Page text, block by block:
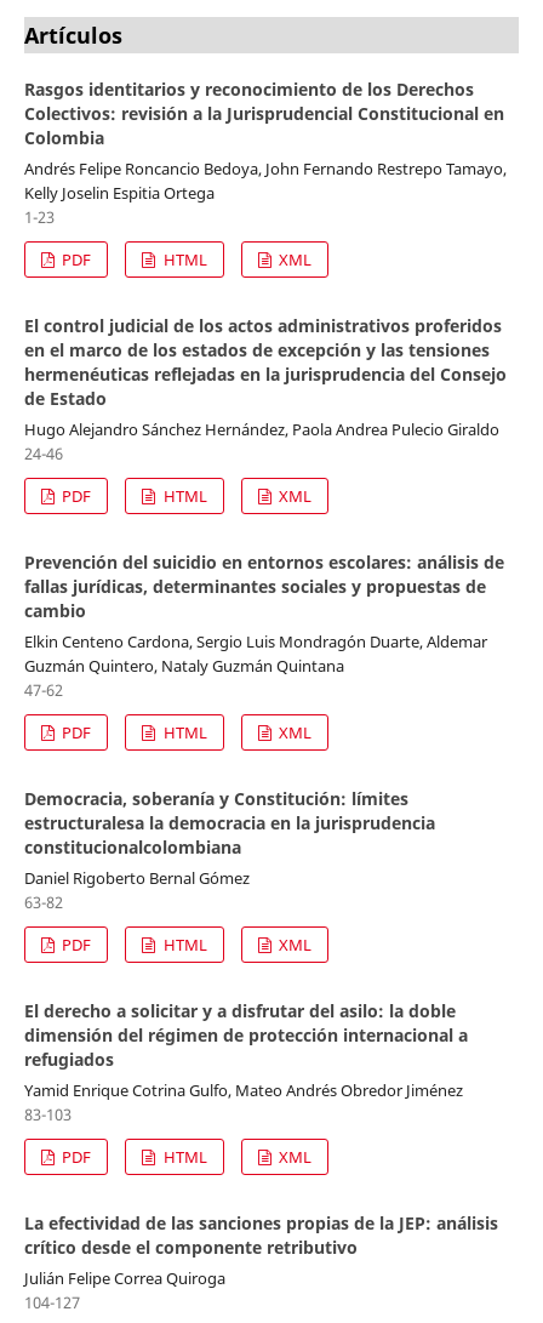
Artículos
Rasgos identitarios y reconocimiento de los Derechos
Colectivos: revisión a la Jurisprudencial Constitucional en
Colombia
Andrés Felipe Roncancio Bedoya, John Fernando Restrepo Tamayo,
Kelly Joselin Espitia Ortega
1-23
PDF
HTML XML
El control judicial de los actos administrativos proferidos
en el marco de los estados de excepción y las tensiones
hermenéuticas reflejadas en la jurisprudencia del Consejo
de Estado
Hugo Alejandro Sánchez Hernández, Paola Andrea Pulecio Giraldo
24-46
PDF
HTML XML
Prevención del suicidio en entornos escolares: análisis de
fallas jurídicas, determinantes sociales y propuestas de
cambio
Elkin Centeno Cardona, Sergio Luis Mondragón Duarte, Aldemar
Guzmán Quintero, Nataly Guzmán Quintana
47-62
PDF
HTML XML
Democracia, soberanía y Constitución: límites
estructuralesa la democracia en la jurisprudencia
constitucionalcolombiana
Daniel Rigoberto Bernal Gómez
63-82
PDF
HTML XML
El derecho a solicitar y a disfrutar del asilo: la doble
dimensión del régimen de protección internacional a
refugiados
Yamid Enrique Cotrina Gulfo, Mateo Andrés Obredor Jiménez
83-103
PDF
HTML XML
La efectividad de las sanciones propias de la JEP: análisis
crítico desde el componente retributivo
Julián Felipe Correa Quiroga
104-127